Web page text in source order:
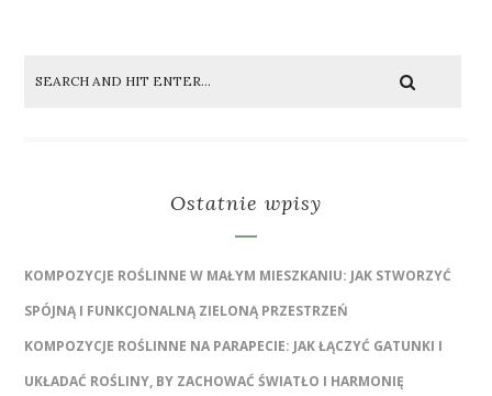
Ostatnie wpisy
KOMPOZYCJE ROŚLINNE W MAŁYM MIESZKANIU: JAK STWORZYĆ
SPÓJNĄ I FUNKCJONALNĄ ZIELONĄ PRZESTRZEŃ
KOMPOZYCJE ROŚLINNE NA PARAPECIE: JAK ŁĄCZYĆ GATUNKI I
UKŁADAĆ ROŚLINY, BY ZACHOWAĆ ŚWIATŁO I HARMONIĘ